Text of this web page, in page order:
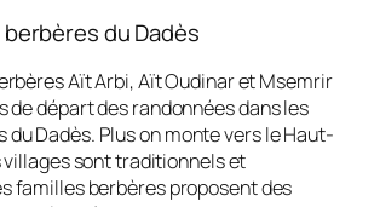
du Dadès
Aït Arbi, Aït Oudinar et Msemrir
de départ des randonnées dans les
du Dadès. Plus on monte vers le Haut-
villages sont traditionnels et
familles berbères proposent des